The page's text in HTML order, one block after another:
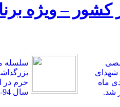
– ویژه
شهدای
ماه
سلسله
حرم در
سال 94-95